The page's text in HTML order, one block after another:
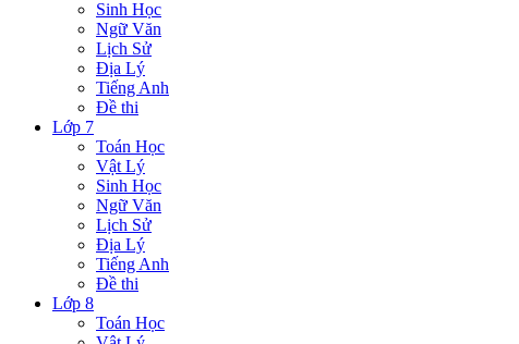
Sinh Học
Ngữ Văn
Lịch Sử
Địa Lý
Tiếng Anh
Đề thi
Lớp 7
Toán Học
Vật Lý
Sinh Học
Ngữ Văn
Lịch Sử
Địa Lý
Tiếng Anh
Đề thi
Lớp 8
Toán Học